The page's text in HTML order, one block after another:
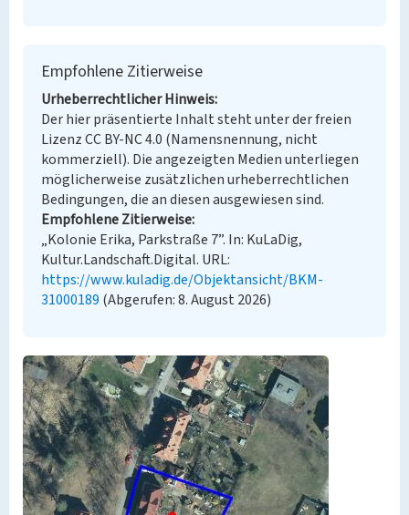
Empfohlene Zitierweise
Urheberrechtlicher Hinweis
Der hier präsentierte Inhalt steht unter der freien
Lizenz CC BY-NC 4.0 (Namensnennung, nicht
kommerziell). Die angezeigten Medien unterliegen
möglicherweise zusätzlichen urheberrechtlichen
Bedingungen, die an diesen ausgewiesen sind.
Empfohlene Zitierweise
„Kolonie Erika, Parkstraße 7”. In: KuLaDig,
Kultur.Landschaft.Digital. URL:
https://www.kuladig.de/Objektansicht/BKM-
31000189 (Abgerufen: 8. August 2026)